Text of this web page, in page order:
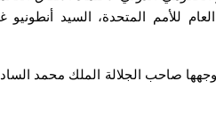
للأمم المتحدة، السيد
وجهها صاحب الجلالة الملك محمد